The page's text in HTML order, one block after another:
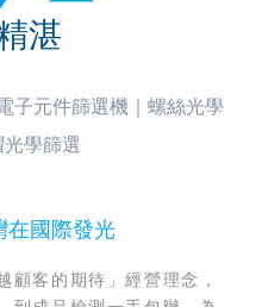
湛
在國際發光
顧客的期待」經營理念，